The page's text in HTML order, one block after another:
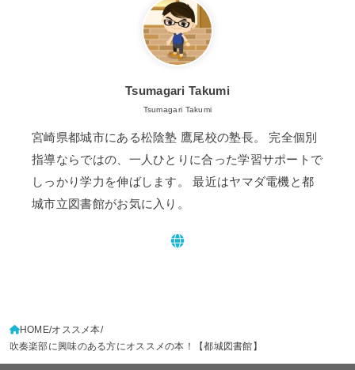
Tsumagari Takumi
Tsumagari Takumi
宮崎県都城市にある松陰塾 鷹尾校の塾長。 完全個別
指導ならではの、一人ひとりに合った学習サポートで
しっかり学力を伸ばします。 最近はヤマダ電機と都
城市立図書館がお気に入り。
HOME オススメ本
吹奏楽部に興味のある方にオススメの本！【都城図書館】